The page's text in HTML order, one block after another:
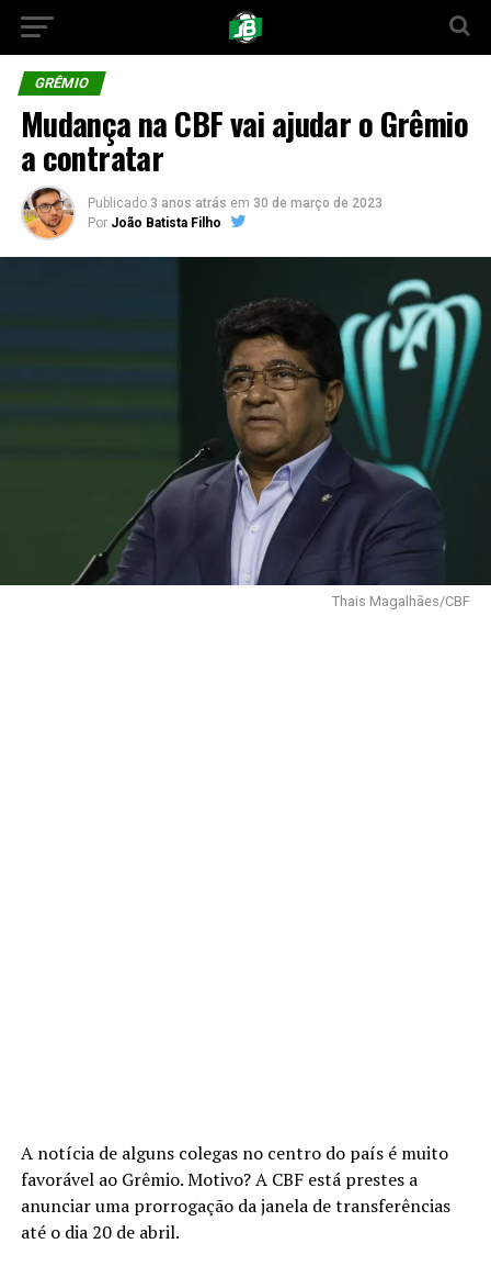
GRÊMIO
Mudança na CBF vai ajudar o Grêmio
a contratar
Publicado 3 anos atrás em 30 de março de 2023
Por João Batista Filho
Thais Magalhães/CBF
A notícia de alguns colegas no centro do país é muito
favorável ao Grêmio. Motivo? A CBF está prestes a
anunciar uma prorrogação da janela de transferências
até o dia 20 de abril.